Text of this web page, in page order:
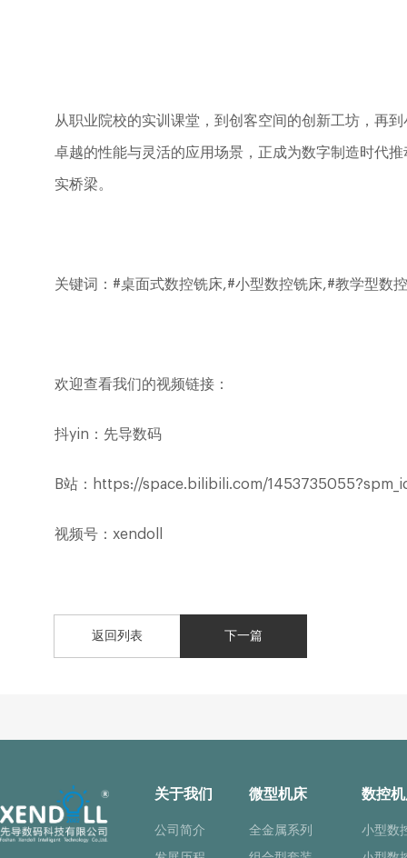
从职业院校的实训课堂，到创客空间的创新工坊，再
卓越的性能与灵活的应用场景，正成为数字制造时代
实桥梁。
关键词： #桌面式数控铣床,#小型数控铣床,#教学型数
欢迎查看我们的视频链接：
抖yin ：先导数码
B站： https://space.bilibili.com/
视频号： xendoll
返回列表 下一篇
关于我们
公司简介
微型机床
全金属系列
数控
小型数